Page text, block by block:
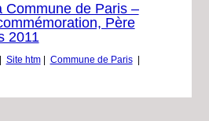
Commune de Paris –
Père
2011
Site htm Commune de Paris